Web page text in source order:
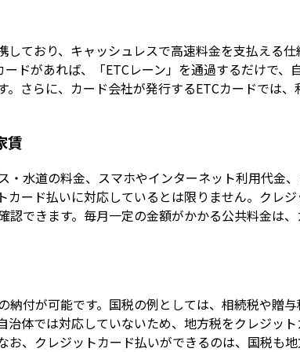
ており、キャッシュレスで高速料金を支払える
ドがあれば、「ETCレーン」を通過するだけで
。さらに、カード会社が発行するETCカードでは
賃
・水道の料金、スマホやインターネット利用代金
カード払いに対応しているとは限りません。クレ
認できます。毎月一定の金額がかかる公共料金は
納付が可能です。国税の例としては、相続税や贈
治体では対応していないため、地方税をクレジッ
お、クレジットカード払いができるのは、国税も